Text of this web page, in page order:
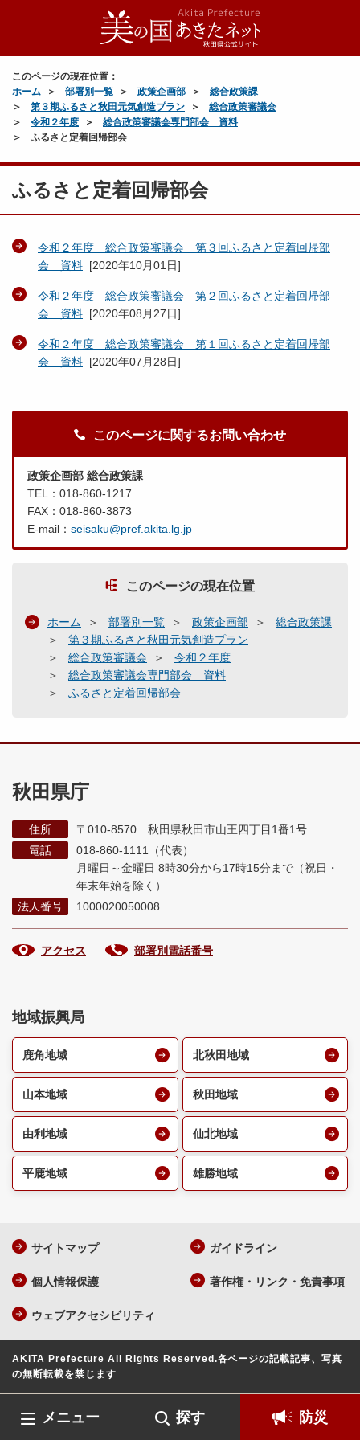
メニュー 探す 防災
このページの現在位置：
ホーム
部署別一覧 政策企画部
総合政策課
第３期ふるさと秋田元気創造プラン
総合政策審議会
令和２年度
総合政策審議会専門部会 資料
ふるさと定着回帰部会
ふるさと定着回帰部会
令和２年度 総合政策審議会 第３回ふるさと定着回帰部
会 資料 [2020年10月01日]
令和２年度 総合政策審議会 第２回ふるさと定着回帰部
会 資料 [2020年08月27日]
令和２年度 総合政策審議会 第１回ふるさと定着回帰部
会 資料 [2020年07月28日]
このページに関するお問い合わせ
政策企画部 総合政策課
TEL：018-860-1217
FAX：018-860-3873
E-mail： seisaku@pref.akita.lg.jp
このページの現在位置
ホーム 部署別一覧 政策企画部
総合政策課
第３期ふるさと秋田元気創造プラン
総合政策審議会
令和２年度
総合政策審議会専門部会 資料
ふるさと定着回帰部会
秋田県庁
住所
〒010-8570 秋田県秋田市山王四丁目1番1号
電話
018-860-1111（代表）
月曜日～金曜日 8時30分から17時15分まで （祝日・
年末年始を除く）
法人番号
1000020050008
アクセス 部署別電話番号
地域振興局
鹿角地域 北秋田地域
山本地域 秋田地域
由利地域 仙北地域
平鹿地域 雄勝地域
サイトマップ ガイドライン
個人情報保護 著作権・リンク・免責事項
ウェブアクセシビリティ
AKITA Prefecture All Rights Reserved.各ページの記載記事、写真
の無断転載を禁じます